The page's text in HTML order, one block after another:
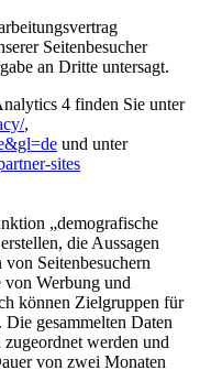
Seitenbesucher
an Dritte untersagt.
4 finden Sie unter
,
und unter
sites
„demografische
die Aussagen
Seitenbesuchern
von Werbung und
können Zielgruppen für
gesammelten Daten
werden und
von zwei Monaten